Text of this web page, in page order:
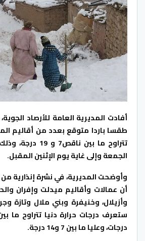
أفادت المديرية العامة للأرصاد
طقسا باردا متوقع بعدد من أقاليم
تتراوح ما بين
الجمعة وإلى غاية يوم الإثنين المقبل.
وأوضحت المديرية، في نشرة إنذارية من
أن عمالات وأقاليم ميدلت وإفران
وأزيلال، وخنيفرة وبني ملال وتازة
درجات، وعليا ما بين 7 و14 درجة.